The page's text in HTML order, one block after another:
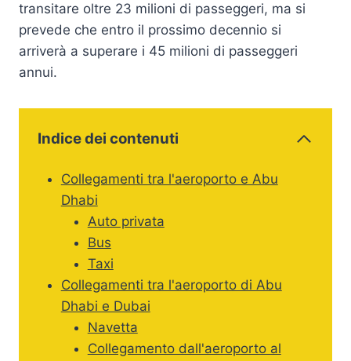
transitare oltre 23 milioni di passeggeri, ma si
prevede che entro il prossimo decennio si
arriverà a superare i 45 milioni di passeggeri
annui.
Indice dei contenuti
Collegamenti tra l'aeroporto e Abu
Dhabi
Auto privata
Bus
Taxi
Collegamenti tra l'aeroporto di Abu
Dhabi e Dubai
Navetta
Collegamento dall'aeroporto al